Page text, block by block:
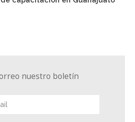
nuestro boletín